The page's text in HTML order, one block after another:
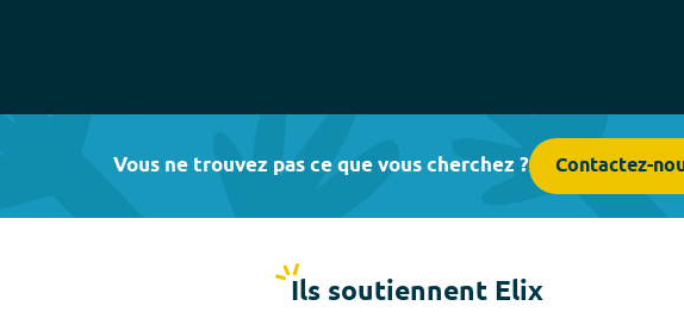
Vous ne trouvez pas ce que vous cherchez ? Contactez-
Ils soutiennent Elix